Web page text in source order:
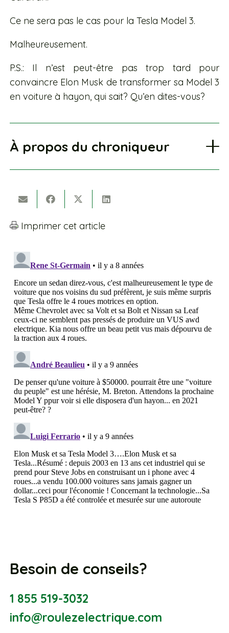
Ce ne sera pas le cas pour la Tesla Model 3.
Malheureusement.
P.S.: Il n’est peut-être pas trop tard pour
convaincre Elon Musk de transformer sa Model 3
en voiture à hayon, qui sait? Qu’en dites-vous?
À propos du chroniqueur
Imprimer cet article
Besoin de conseils?
1 855 519-3032
info@roulezelectrique.com